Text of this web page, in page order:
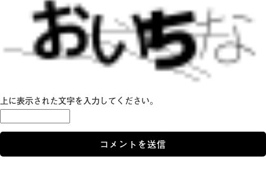
上に表示された文字を入力してください。